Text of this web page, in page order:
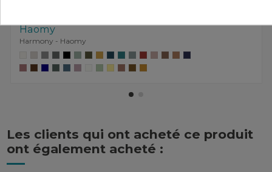
Haomy
Harmony - Haomy
Les clients qui ont acheté ce produit
ont également acheté :